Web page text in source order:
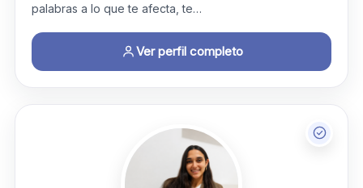
palabras a lo que te afecta, te…
Ver perfil completo